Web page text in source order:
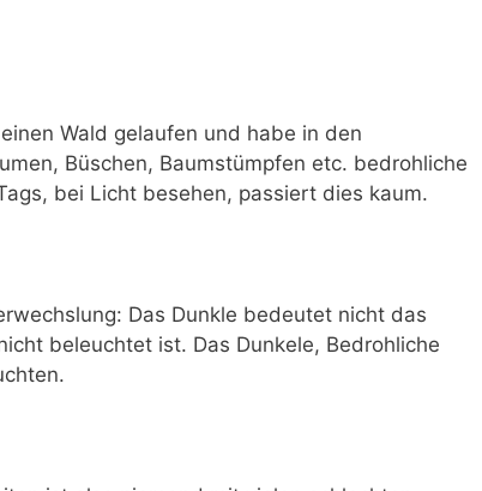
Wald gelaufen und habe in den
Büschen, Baumstümpfen etc. bedrohliche
bei Licht besehen, passiert dies kaum.
Das Dunkle bedeutet nicht das
beleuchtet ist. Das Dunkele, Bedrohliche